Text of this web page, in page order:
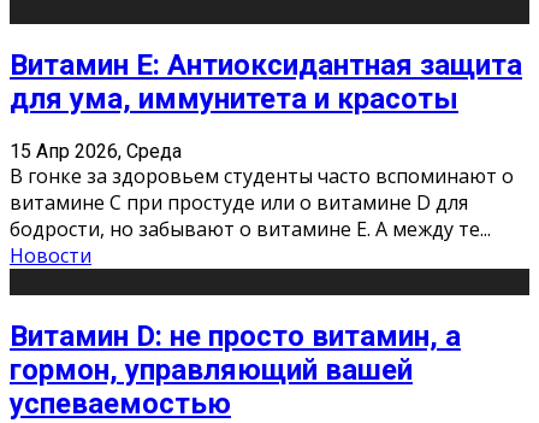
Витамин Е: Антиоксидантная защита
для ума, иммунитета и красоты
15 Апр 2026, Среда
В гонке за здоровьем студенты часто вспоминают о
витамине С при простуде или о витамине D для
бодрости, но забывают о витамине Е. А между те...
Новости
Витамин D: не просто витамин, а
гормон, управляющий вашей
успеваемостью